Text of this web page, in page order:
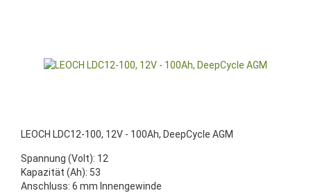
LEOCH LDC12-100, 12V - 100Ah, DeepCycle AGM
Spannung (Volt): 12
Kapazität (Ah): 53
Anschluss: 6 mm Innengewinde